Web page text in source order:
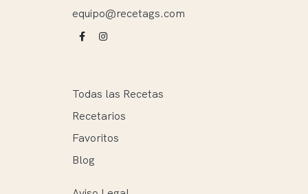
equipo@recetags.com
Todas las Recetas
Recetarios
Favoritos
Blog